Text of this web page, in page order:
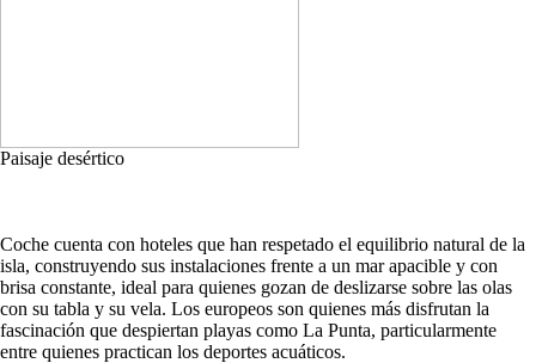
Paisaje desértico
Coche cuenta con hoteles que han respetado el equilibrio natural de la
isla, construyendo sus instalaciones frente a un mar apacible y con
brisa constante, ideal para quienes gozan de deslizarse sobre las olas
con su tabla y su vela. Los europeos son quienes más disfrutan la
fascinación que despiertan playas como La Punta, particularmente
entre quienes practican los deportes acuáticos.